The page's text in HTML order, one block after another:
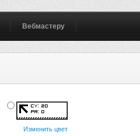
Вебмастеру
Изменить цвет